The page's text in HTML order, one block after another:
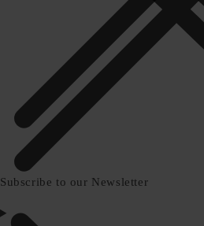
Subscribe to our Newsletter